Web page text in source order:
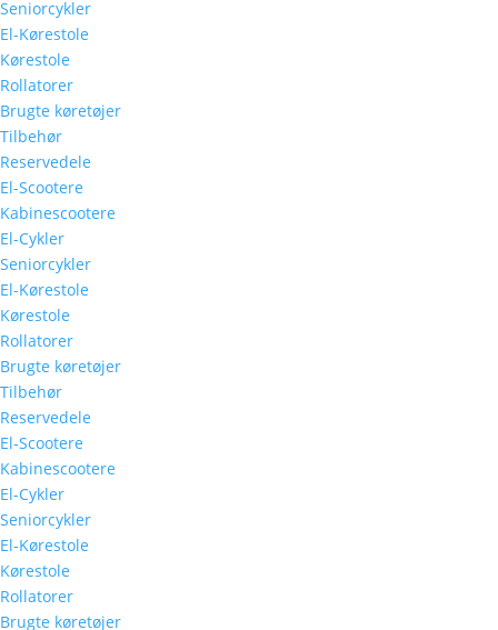
Seniorcykler
El-Kørestole
Kørestole
Rollatorer
Brugte køretøjer
Tilbehør
Reservedele
El-Scootere
Kabinescootere
El-Cykler
Seniorcykler
El-Kørestole
Kørestole
Rollatorer
Brugte køretøjer
Tilbehør
Reservedele
El-Scootere
Kabinescootere
El-Cykler
Seniorcykler
El-Kørestole
Kørestole
Rollatorer
Brugte køretøjer